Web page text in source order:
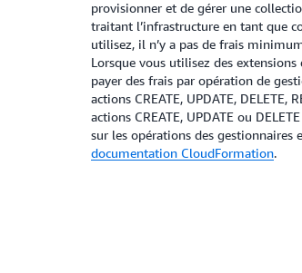
provisionner et de gérer une
traitant l’infrastructure en tant que
utilisez, il n’y a pas de frais
Lorsque vous utilisez des
payer des frais par opération de
actions CREATE, UPDATE, DELETE,
actions CREATE, UPDATE ou
sur les opérations des gestionnaires
documentation CloudFormation.